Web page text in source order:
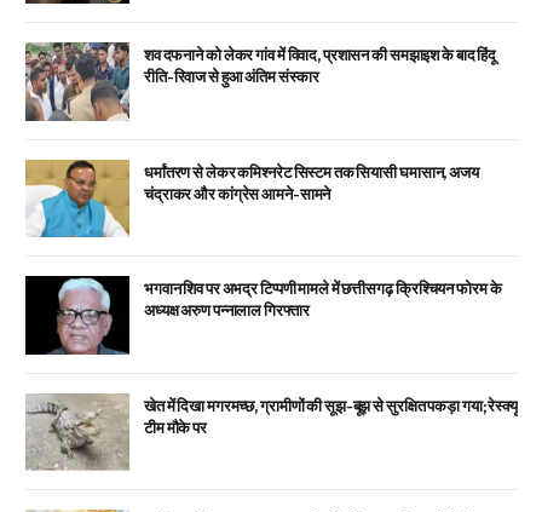
शव दफनाने को लेकर गांव में विवाद, प्रशासन की समझाइश के बाद हिंदू
रीति-रिवाज से हुआ अंतिम संस्कार
धर्मांतरण से लेकर कमिश्नरेट सिस्टम तक सियासी घमासान, अजय
चंद्राकर और कांग्रेस आमने-सामने
भगवान शिव पर अभद्र टिप्पणी मामले में छत्तीसगढ़ क्रिश्चियन फोरम के
अध्यक्ष अरुण पन्नालाल गिरफ्तार
खेत में दिखा मगरमच्छ, ग्रामीणों की सूझ-बूझ से सुरक्षित पकड़ा गया; रेस्क्यू
टीम मौके पर